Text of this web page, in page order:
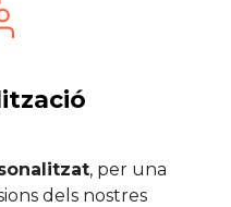
, per una
dels nostres